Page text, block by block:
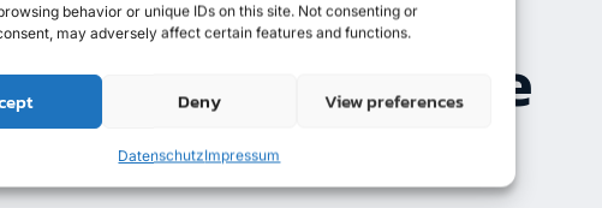
behavior or unique IDs on this site. Not consenting or
may adversely affect certain features and functions.
Deny View preferences
DatenschutzImpressum
BLOG
Blog Beiträge